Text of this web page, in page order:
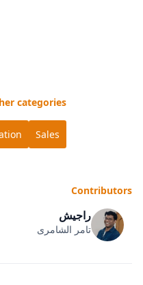
categories
Sales
Contributors
راجيش
تامر الشامرى